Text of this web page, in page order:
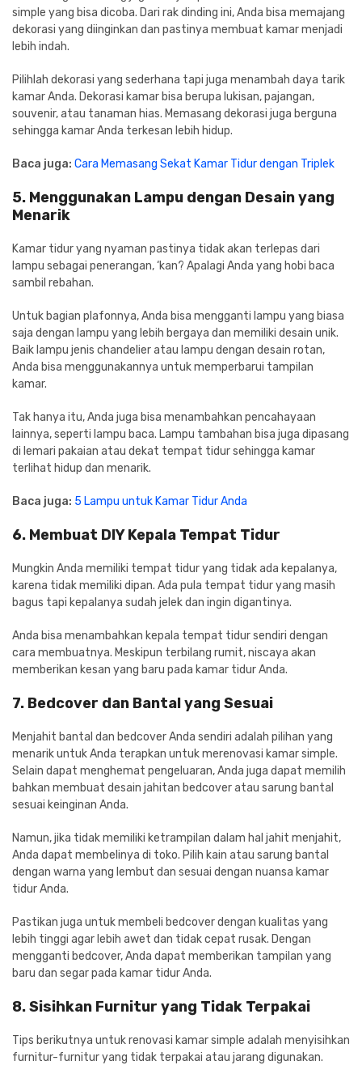
simple yang bisa dicoba. Dari rak dinding ini, Anda bisa memajang
dekorasi yang diinginkan dan pastinya membuat kamar menjadi
lebih indah.
Pilihlah dekorasi yang sederhana tapi juga menambah daya tarik
kamar Anda. Dekorasi kamar bisa berupa lukisan, pajangan,
souvenir, atau tanaman hias. Memasang dekorasi juga berguna
sehingga kamar Anda terkesan lebih hidup.
Baca juga: Cara Memasang Sekat Kamar Tidur dengan Triplek
5. Menggunakan Lampu dengan Desain yang
Menarik
Kamar tidur yang nyaman pastinya tidak akan terlepas dari
lampu sebagai penerangan, ‘kan? Apalagi Anda yang hobi baca
sambil rebahan.
Untuk bagian plafonnya, Anda bisa mengganti lampu yang biasa
saja dengan lampu yang lebih bergaya dan memiliki desain unik.
Baik lampu jenis chandelier atau lampu dengan desain rotan,
Anda bisa menggunakannya untuk memperbarui tampilan
kamar.
Tak hanya itu, Anda juga bisa menambahkan pencahayaan
lainnya, seperti lampu baca. Lampu tambahan bisa juga dipasang
di lemari pakaian atau dekat tempat tidur sehingga kamar
terlihat hidup dan menarik.
Baca juga: 5 Lampu untuk Kamar Tidur Anda
6. Membuat DIY Kepala Tempat Tidur
Mungkin Anda memiliki tempat tidur yang tidak ada kepalanya,
karena tidak memiliki dipan. Ada pula tempat tidur yang masih
bagus tapi kepalanya sudah jelek dan ingin digantinya.
Anda bisa menambahkan kepala tempat tidur sendiri dengan
cara membuatnya. Meskipun terbilang rumit, niscaya akan
memberikan kesan yang baru pada kamar tidur Anda.
7. Bedcover dan Bantal yang Sesuai
Menjahit bantal dan bedcover Anda sendiri adalah pilihan yang
menarik untuk Anda terapkan untuk merenovasi kamar simple.
Selain dapat menghemat pengeluaran, Anda juga dapat memilih
bahkan membuat desain jahitan bedcover atau sarung bantal
sesuai keinginan Anda.
Namun, jika tidak memiliki ketrampilan dalam hal jahit menjahit,
Anda dapat membelinya di toko. Pilih kain atau sarung bantal
dengan warna yang lembut dan sesuai dengan nuansa kamar
tidur Anda.
Pastikan juga untuk membeli bedcover dengan kualitas yang
lebih tinggi agar lebih awet dan tidak cepat rusak. Dengan
mengganti bedcover, Anda dapat memberikan tampilan yang
baru dan segar pada kamar tidur Anda.
8. Sisihkan Furnitur yang Tidak Terpakai
Tips berikutnya untuk renovasi kamar simple adalah menyisihkan
furnitur-furnitur yang tidak terpakai atau jarang digunakan.